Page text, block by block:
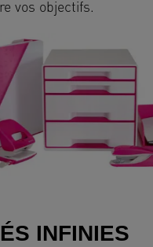
vos objectifs.
INFINIES